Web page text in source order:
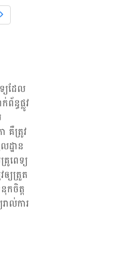
សារធាតុ capsaicin បង្កើន​ការ​ប្រ
ើន​ឡើង​នៃ​ការ​ដុត​កាឡូរី។ ការ​សិក្សា​ជ
រ៉ាឌីកាល់​សេរី​ក្នុង​រាងកាយ។ រ៉ាឌីកាល់​ស
ប្រព័ន្ធ​ភាព​ស៊ាំ​ និង​ជំងឺ​បេះដូង។ ដូចនេ
យ​ការ​ឈឺ​ចាប់ ពេល​ខ្លះ​គេ​ប្រើ​សារធា
កោសិកា ​ធ្មួល (Receptor) ​នៃ​ការ​ឈឺ
តុ​នេះ​ជាមួយ​នឹង​គ្រីម​បំបាត់​ការឈឺចាប់
លាក​សន្លាក់​ឆ្អឹង​ និង​ការ​ឈឺចាប់​បង្ក​ដោ
រធាតុ capsaicin អាច​បង្ក​អាការៈ​ក្
ម្រាប់​អ្នក​មាន​បញ្ហា​ចាល់​អាស៊ីដ អា
ប៉ុន្តែ​យូរ​ទៅ ក្រពះ​ពោះវៀន​នឹង​ស៊ាំ​ទៅ​
ើន​ឡើង ការ​ញ៉ាំ​សារធាតុ capsaicin
យ​ដែល​
ន្ធ​ផ្លូវ
គឺ​ត្រូវ​
ឋាន​
រូពេទ្យ
យ​ត្រួត
កចិត្ត
ល់ការ